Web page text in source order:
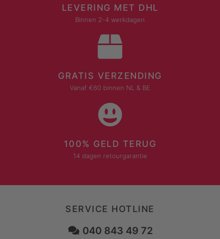
LEVERING MET DHL
Binnen 2-4 werkdagen
GRATIS VERZENDING
Vanaf €60 binnen NL & BE
100% GELD TERUG
14 dagen retourgarantie
SERVICE HOTLINE
040 843 49 72